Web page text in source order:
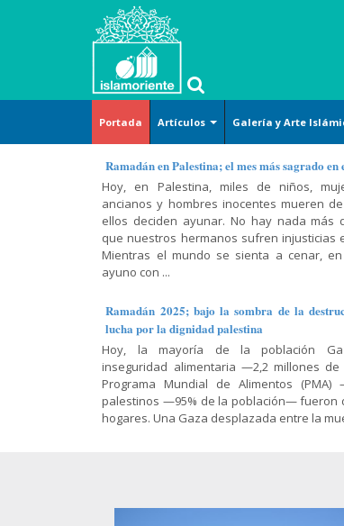
Portada Artículos
Islam
básico
Derecho
Religión-
Ética
Doctrina
Shiismo
Oración-
Súplica
Filosofía-
Gnosis
Corán-
Hadiz-
Dichos
Arte-
Cultura-
Civilización
Familia-
Educación
Historia-
Biografía
Ciencias
Sociología
(pdf)
Galería y Arte
Arte islámico
Caricatura
Lugares sagrados
Mujer musulmana
Arte y
Cultura
Tafsir del
Corán
(exégesis)
Diálogo
Lamentación
y
celebración
Recitación
del Corán
Métodos
de la
lectura del
Corán
Conferencia,
discurso y
Historia y
política
Varios
Película,
serie y
animación
Islam
(definición)
Cosmovisión
islámica
Doctrina
islámica
Historia
El Shiismo y
las demás
escuelas
islámicas
Islam y
temas
sociales
Jurisprudencia
y leyes
prácticas
islámica
Religiones
comparadas
Sagrado
Corán
El Shiismo y
Ramadán en Palestina; el mes más sagrado
Hoy, en Palestina, miles de niños,
ancianos y hombres inocentes mueren
ellos deciden ayunar. No hay nada más
que nuestros hermanos sufren injusticias
Mientras el mundo se sienta a cenar,
ayuno con ...
Ramadán 2025; bajo la sombra de la
lucha por la dignidad palestina
Hoy, la mayoría de la población
inseguridad alimentaria —2,2 millones
Programa Mundial de Alimentos
palestinos —95% de la población— fueron
hogares. Una Gaza desplazada entre la